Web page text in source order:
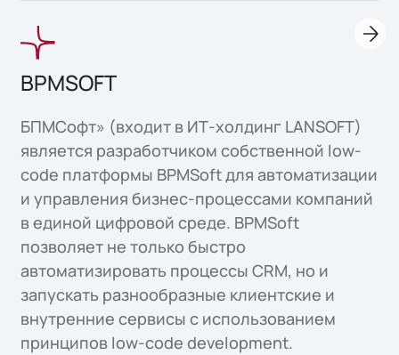
BPMSOFT
БПМСофт» (входит в ИТ-холдинг LANSOFT)
является разработчиком собственной low-
code платформы BPMSoft для автоматизации
и управления бизнес-процессами компаний
в единой цифровой среде. BPMSoft
позволяет не только быстро
автоматизировать процессы CRM, но и
запускать разнообразные клиентские и
внутренние сервисы с использованием
принципов low-code development.